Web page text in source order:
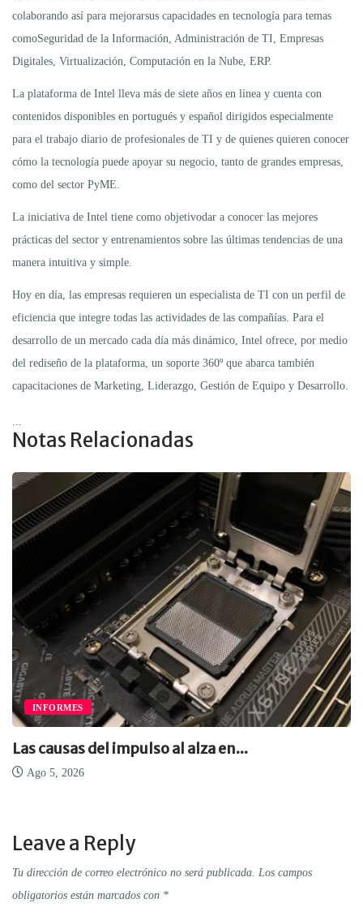
colaborando así para mejorarsus capacidades en tecnología para temas
comoSeguridad de la Información, Administración de TI, Empresas
Digitales, Virtualización, Computación en la Nube, ERP.
La plataforma de Intel lleva más de siete años en línea y cuenta con
contenidos disponibles en portugués y español dirigidos especialmente
para el trabajo diario de profesionales de TI y de quienes quieren conocer
cómo la tecnología puede apoyar su negocio, tanto de grandes empresas,
como del sector PyME.
La iniciativa de Intel tiene como objetivodar a conocer las mejores
prácticas del sector y entrenamientos sobre las últimas tendencias de una
manera intuitiva y simple.
Hoy en día, las empresas requieren un especialista de TI con un perfil de
eficiencia que integre todas las actividades de las compañías. Para el
desarrollo de un mercado cada día más dinámico, Intel ofrece, por medio
del rediseño de la plataforma, un soporte 360º que abarca también
capacitaciones de Marketing, Liderazgo, Gestión de Equipo y Desarrollo.
Notas Relacionadas
INFORMES
Las causas del impulso al alza en...
Ago 5, 2026
Leave a Reply
Tu dirección de correo electrónico no será publicada. Los campos
obligatorios están marcados con *